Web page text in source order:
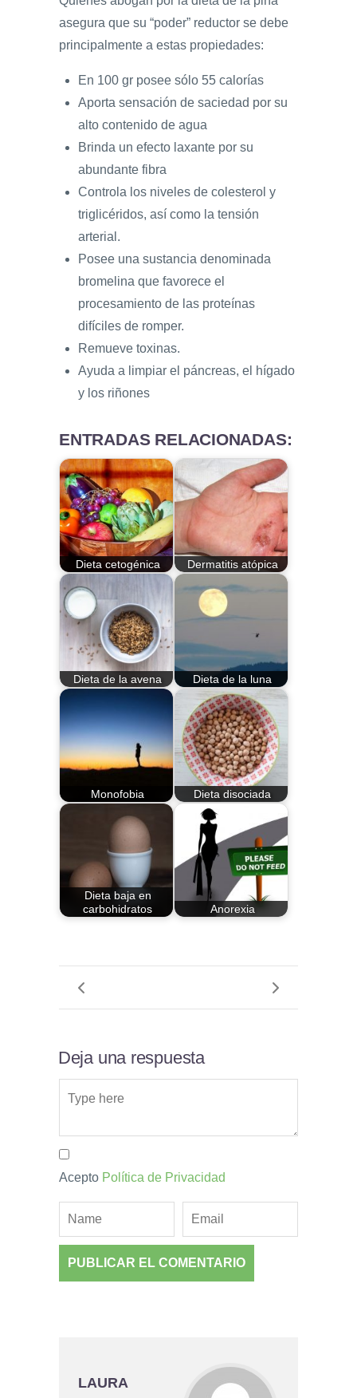
asegura que su “poder” reductor se debe
principalmente a estas propiedades:
En 100 gr posee sólo 55 calorías
Aporta sensación de saciedad por su
alto contenido de agua
Brinda un efecto laxante por su
abundante fibra
Controla los niveles de colesterol y
triglicéridos, así como la tensión
arterial.
Posee una sustancia denominada
bromelina que favorece el
procesamiento de las proteínas
difíciles de romper.
Remueve toxinas.
Ayuda a limpiar el páncreas, el hígado
y los riñones
ENTRADAS RELACIONADAS:
Dieta cetogénica Dermatitis atópica
Dieta de la avena Dieta de la luna
Monofobia Dieta disociada
Dieta baja en
carbohidratos
Anorexia
Deja una respuesta
Acepto Política de Privacidad
LAURA